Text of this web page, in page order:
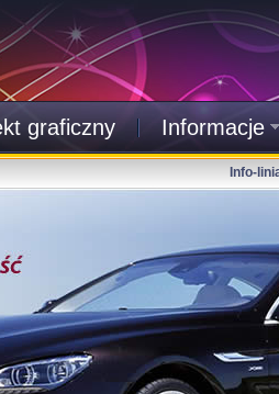
graficzny Informacje
Info-